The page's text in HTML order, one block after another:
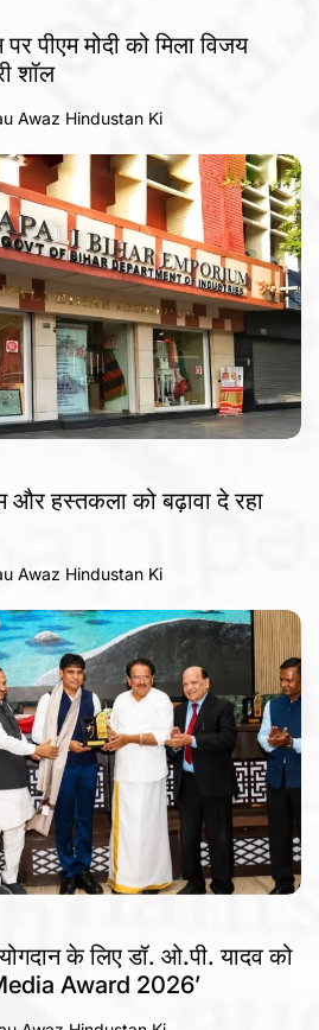
पीएम मोदी को मिला विजय
शॉल
Awaz Hindustan Ki
और हस्तकला को बढ़ावा दे रहा
Awaz Hindustan Ki
के लिए डॉ. ओ.पी. यादव को
Award 2026’